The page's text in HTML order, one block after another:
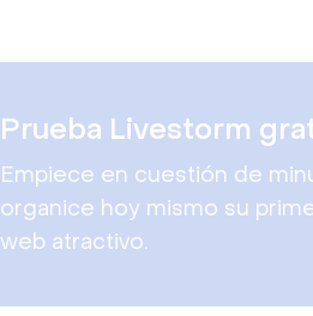
Prueba Livestorm
Empiece en cuestión de
organice hoy mismo su
web atractivo.